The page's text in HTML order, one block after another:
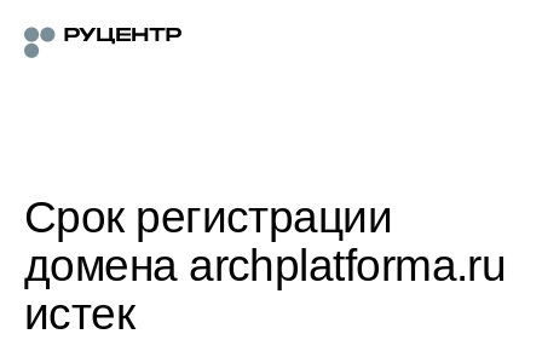
Срок регистрации
домена archplatforma.ru
истек